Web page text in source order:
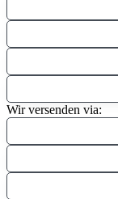
Wir versenden via: